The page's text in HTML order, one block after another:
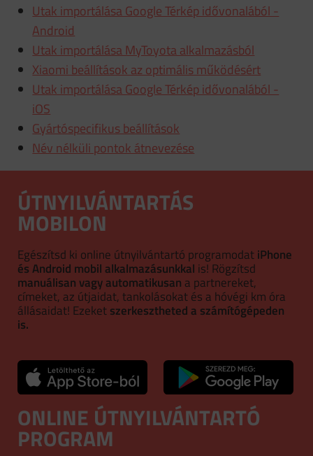
Utak importálása Google Térkép idővonalából -
Android
Utak importálása MyToyota alkalmazásból
Xiaomi beállítások az optimális működésért
Utak importálása Google Térkép idővonalából -
iOS
Gyártóspecifikus beállítások
Név nélküli pontok átnevezése
ÚTNYILVÁNTARTÁS
MOBILON
Egészítsd ki online útnyilvántartó programodatiPhone
és Android mobil alkalmazásunkkal is! Rögzítsd
manuálisan vagy automatikusan a partnereket,
címeket, az útjaidat, tankolásokat és a hóvégi km óra
állásaidat! Ezeketszerkesztheted a számítógépeden
is.
ONLINE ÚTNYILVÁNTARTÓ
PROGRAM